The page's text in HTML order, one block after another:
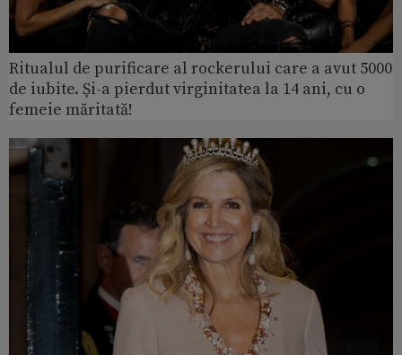
Ritualul de purificare al rockerului care a avut 5000
de iubite. Și-a pierdut virginitatea la 14 ani, cu o
femeie măritată!